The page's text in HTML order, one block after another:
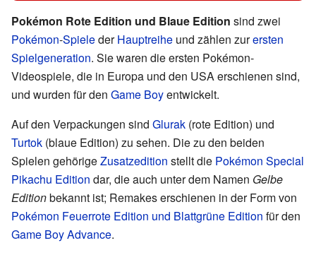
Pokémon Rote Edition und Blaue Edition sind zwei
Pokémon-SpielederHauptreihe und zählen zurersten
Spielgeneration. Sie waren die ersten Pokémon-
Videospiele, die in Europa und den USA erschienen sind,
und wurden für den Game Boyentwickelt.
Auf den Verpackungen sind Glurak (rote Edition) und
Turtok (blaue Edition) zu sehen. Die zu den beiden
Spielen gehörigeZusatzedition stellt die Pokémon Special
Pikachu Edition dar, die auch unter dem Namen Gelbe
Editionbekannt ist; Remakes erschienen in der Form von
Pokémon Feuerrote Edition und Blattgrüne Edition für den
Game Boy Advance.